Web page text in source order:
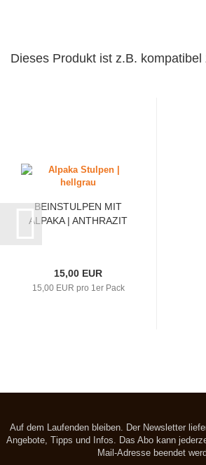
Dieses Produkt ist z.B. kompatibel
BEINSTULPEN MIT
ALPAKA | ANTHRAZIT
15,00 EUR
15,00 EUR pro 1er Pack
Auf dem Laufenden bleiben. Der Newsletter
Angebote, Tipps und Infos. Das Abo kann
Mail-Adresse beendet